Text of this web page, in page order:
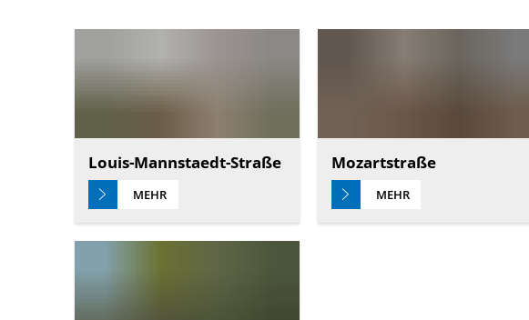
Louis-Mannstaedt-Straße
MEHR
Mozartstraße
MEHR